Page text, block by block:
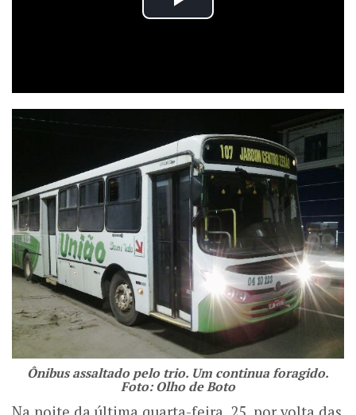
Ônibus assaltado pelo trio. Um continua foragido.
Foto: Olho de Boto